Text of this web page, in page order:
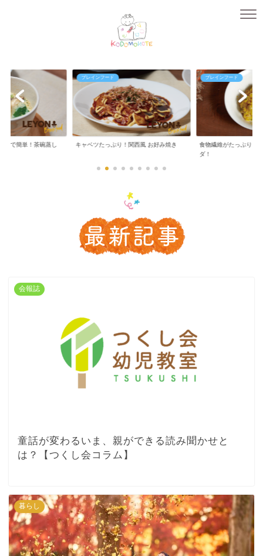
ジで簡単！茶碗蒸し
ブレインフード
キャベツたっぷり！関西風 お好み焼き
ブレインフード
食物繊維がたっぷり！
ダ！
会報誌
童話が変わるいま、親ができる読み聞かせと
は？【つくし会コラム】
暮らし